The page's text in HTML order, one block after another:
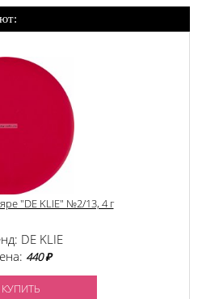
"DE KLIE" №2/13, 4 г
DE KLIE
440 ₽
КУПИТЬ